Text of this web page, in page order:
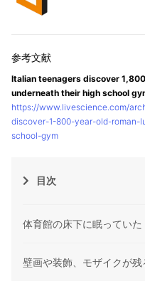
Italian teenagers discover
underneath their high school
https://www.livescience.com/
discover-1-800-year-old-roman-
school-gym
目次
体育館の床下に眠っていた
壁画や装飾、モザイクが残